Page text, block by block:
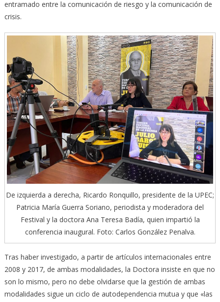
entramado entre la comunicación de riesgo y la comunicación de
crisis.
De izquierda a derecha, Ricardo Ronquillo, presidente de la UPEC;
Patricia María Guerra Soriano, periodista y moderadora del
Festival y la doctora Ana Teresa Badía, quien impartió la
conferencia inaugural. Foto: Carlos González Penalva.
Tras haber investigado, a partir de artículos internacionales entre
2008 y 2017, de ambas modalidades, la Doctora insiste en que no
son lo mismo, pero no debe olvidarse que la gestión de ambas
modalidades sigue un ciclo de autodependencia mutua y que «las